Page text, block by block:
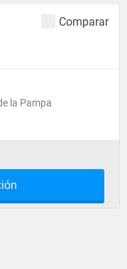
Comparar
la Pampa